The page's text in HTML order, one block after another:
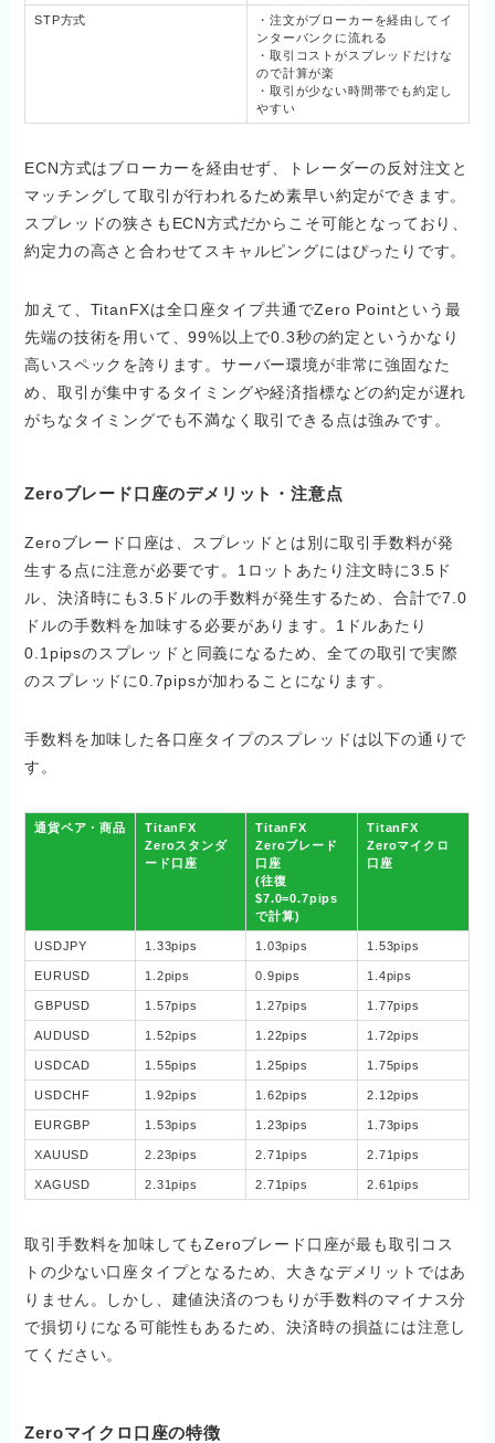
STP方式
・注文がブローカーを経由してイ
ンターバンクに流れる
・取引コストがスプレッドだけな
ので計算が楽
・取引が少ない時間帯でも約定し
やすい
ECN方式はブローカーを経由せず、トレーダーの反対注文と
マッチングして取引が行われるため素早い約定ができます。
スプレッドの狭さもECN方式だからこそ可能となっており、
約定力の高さと合わせてスキャルピングにはぴったりです。
加えて、TitanFXは全口座タイプ共通でZero Pointという最
先端の技術を用いて、99%以上で0.3秒の約定というかなり
高いスペックを誇ります。サーバー環境が非常に強固なた
め、取引が集中するタイミングや経済指標などの約定が遅れ
がちなタイミングでも不満なく取引できる点は強みです。
Zeroブレード口座のデメリット・注意点
Zeroブレード口座は、スプレッドとは別に取引手数料が発
生する点に注意が必要です。1ロットあたり注文時に3.5ド
ル、決済時にも3.5ドルの手数料が発生するため、合計で7.0
ドルの手数料を加味する必要があります。1ドルあたり
0.1pipsのスプレッドと同義になるため、全ての取引で実際
のスプレッドに0.7pipsが加わることになります。
手数料を加味した各口座タイプのスプレッドは以下の通りで
す。
通貨ペア・商品
TitanFX
Zeroスタンダ
ード口座
TitanFX
Zeroブレード
口座
(往復
$7.0=0.7pips
で計算)
TitanFX
Zeroマイクロ
口座
USDJPY 1.33pips 1.03pips 1.53pips
EURUSD 1.2pips 0.9pips 1.4pips
GBPUSD 1.57pips 1.27pips 1.77pips
AUDUSD 1.52pips 1.22pips 1.72pips
USDCAD 1.55pips 1.25pips 1.75pips
USDCHF 1.92pips 1.62pips 2.12pips
EURGBP 1.53pips 1.23pips 1.73pips
XAUUSD 2.23pips 2.71pips 2.71pips
XAGUSD 2.31pips 2.71pips 2.61pips
取引手数料を加味してもZeroブレード口座が最も取引コス
トの少ない口座タイプとなるため、大きなデメリットではあ
りません。しかし、建値決済のつもりが手数料のマイナス分
で損切りになる可能性もあるため、決済時の損益には注意し
てください。
Zeroマイクロ口座の特徴